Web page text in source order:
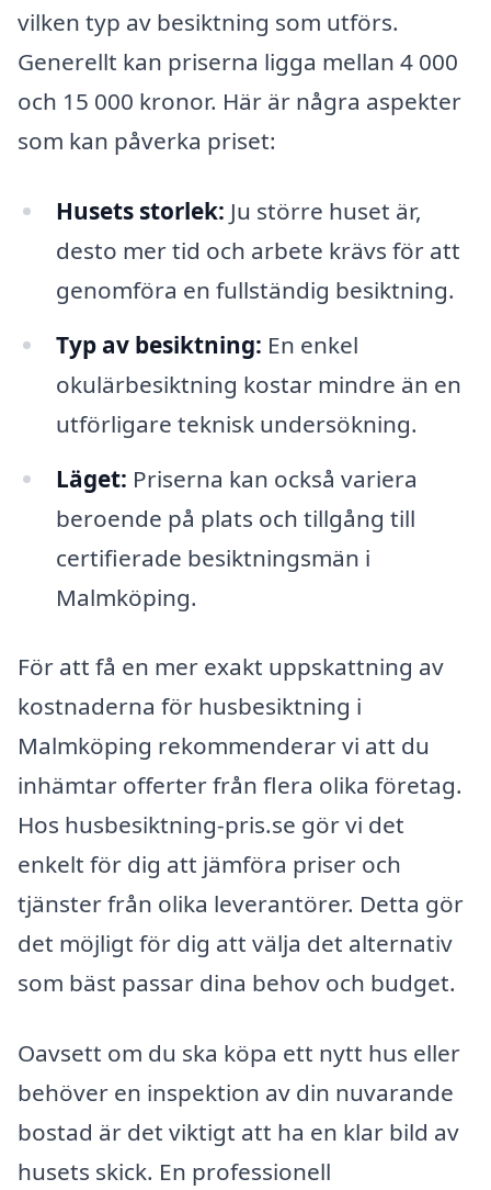
vilken typ av besiktning som utförs.
Generellt kan priserna ligga mellan 4 000
och 15 000 kronor. Här är några aspekter
som kan påverka priset:
Husets storlek: Ju större huset är,
desto mer tid och arbete krävs för att
genomföra en fullständig besiktning.
Typ av besiktning: En enkel
okulärbesiktning kostar mindre än en
utförligare teknisk undersökning.
Läget: Priserna kan också variera
beroende på plats och tillgång till
certifierade besiktningsmän i
Malmköping.
För att få en mer exakt uppskattning av
kostnaderna för husbesiktning i
Malmköping rekommenderar vi att du
inhämtar offerter från flera olika företag.
Hos husbesiktning-pris.se gör vi det
enkelt för dig att jämföra priser och
tjänster från olika leverantörer. Detta gör
det möjligt för dig att välja det alternativ
som bäst passar dina behov och budget.
Oavsett om du ska köpa ett nytt hus eller
behöver en inspektion av din nuvarande
bostad är det viktigt att ha en klar bild av
husets skick. En professionell